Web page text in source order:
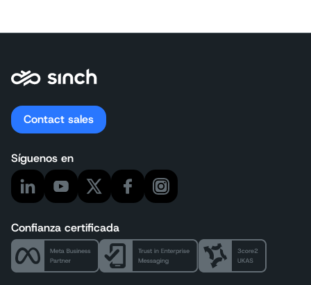
Contact sales
Síguenos en
Confianza certificada